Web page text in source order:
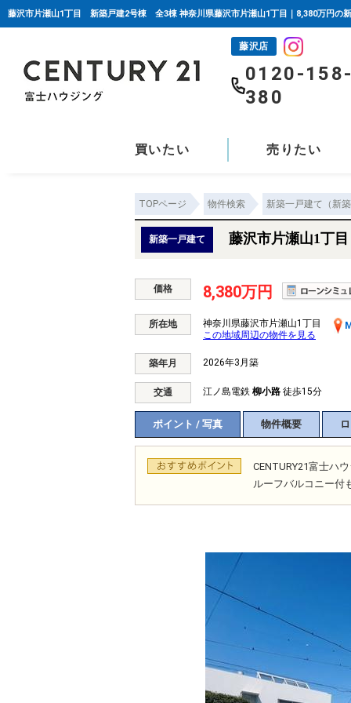
藤沢市片瀬山1丁目 新築戸建2号棟 全3棟 神奈川県藤沢市片瀬山1丁目｜8,380万円の
藤沢店
0120-
380
買いたい 売りたい
TOPページ 物件検索 新築一戸建て（新
新築一戸建て 藤沢市片瀬山1丁
価格 8,380万円
所在地 神奈川県藤沢市片瀬山1丁目
この地域周辺の物件を見る
築年月 2026年3月築
交通 江ノ島電鉄 柳小路 徒歩15分
ポイント / 写真 物件概要
CENTURY21富士ハ
ルーフバルコニー付